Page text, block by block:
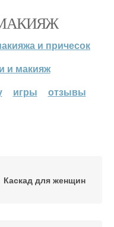
и причесок
и макияж
игры отзывы
Каскад для женщин